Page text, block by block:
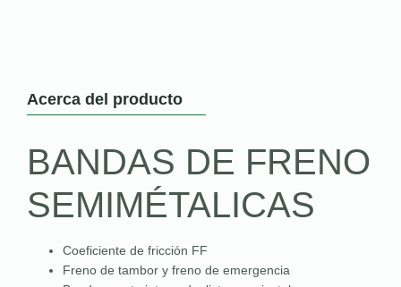
Acerca del producto
BANDAS DE FRENO
SEMIMÉTALICAS
Coeficiente de fricción FF
Freno de tambor y freno de emergencia